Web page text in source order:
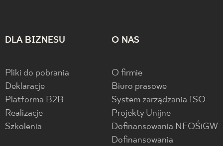
DLA BIZNESU
Pliki do pobrania
Deklaracje
Platforma B2B
Realizacje
Szkolenia
O NAS
O firmie
Biuro prasowe
System zarządzania ISO
Projekty Unijne
Dofinansowania NFOŚiGW
Dofinansowania